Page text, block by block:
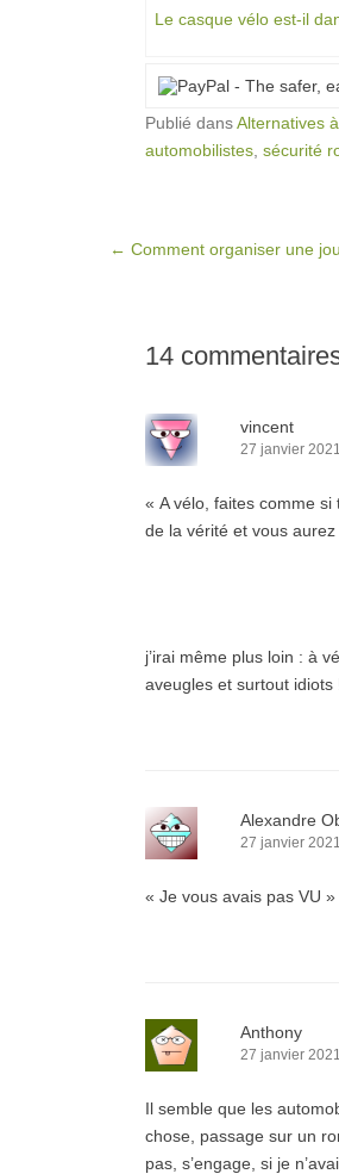
Le casque vélo est-il
Publié dansAlternatives
automobilistes sécurité
Post navigation
← Comment organiser une
14
vincent
27 janvier
« A vélo, faites comme
de la vérité et vous
j’irai même plus loin : à
aveugles et surtout idiots
Alexandre
27 janvier
« Je vous avais pas VU
Anthony
27 janvier
Il semble que les
chose, passage sur un
pas, s’engage, si je